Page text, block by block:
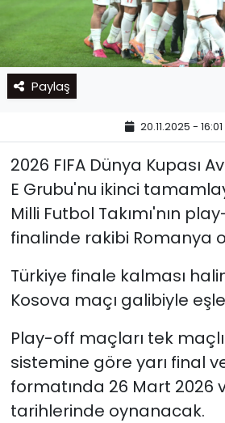
Paylaş
20.11.2025 - 16:01
2026 FIFA Dünya Kupası
E Grubu'nu ikinci
Milli Futbol Takımı'nın
finalinde rakibi Romanya
Türkiye finale kalması
Kosova maçı galibiyle
Play-off maçları tek
sistemine göre yarı final
formatında 26 Mart 2026
tarihlerinde oynanacak.